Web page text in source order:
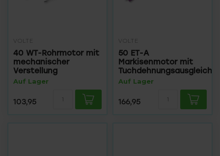
VOLTE
40 WT-Rohrmotor mit
mechanischer
Verstellung
Auf Lager
103,95
VOLTE
50 ET-A
Markisenmotor mit
Tuchdehnungsausgleich
Auf Lager
166,95